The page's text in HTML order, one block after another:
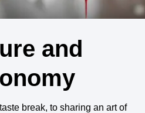
and
break, to sharing an art of